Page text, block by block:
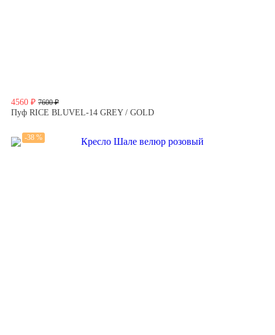
4560 ₽ 7600 ₽
Пуф RICE BLUVEL-14 GREY / GOLD
-38 %